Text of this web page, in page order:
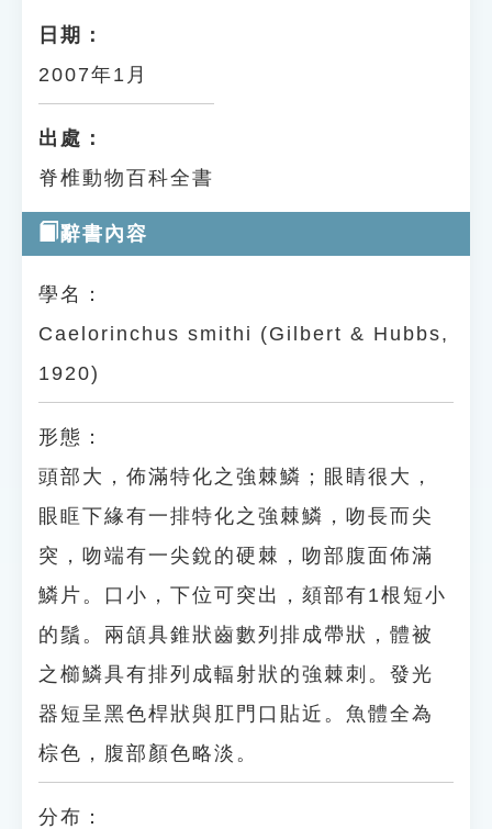
教學應用
貓頭鷹博士
日期：
2007年1月
出處：
脊椎動物百科全書
辭書內容
學名：
Caelorinchus smithi (Gilbert & Hubbs,
1920)
形態：
頭部大，佈滿特化之強棘鱗；眼睛很大，
眼眶下緣有一排特化之強棘鱗，吻長而尖
突，吻端有一尖銳的硬棘，吻部腹面佈滿
鱗片。口小，下位可突出，頦部有1根短小
的鬚。兩頜具錐狀齒數列排成帶狀，體被
之櫛鱗具有排列成輻射狀的強棘刺。發光
器短呈黑色桿狀與肛門口貼近。魚體全為
棕色，腹部顏色略淡。
分布：